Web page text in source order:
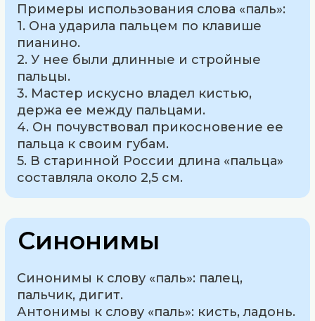
Примеры использования слова «паль»:
1. Она ударила пальцем по клавише
пианино.
2. У нее были длинные и стройные
пальцы.
3. Мастер искусно владел кистью,
держа ее между пальцами.
4. Он почувствовал прикосновение ее
пальца к своим губам.
5. В старинной России длина «пальца»
составляла около 2,5 см.
Синонимы
Синонимы к слову «паль»: палец,
пальчик, дигит.
Антонимы к слову «паль»: кисть, ладонь.